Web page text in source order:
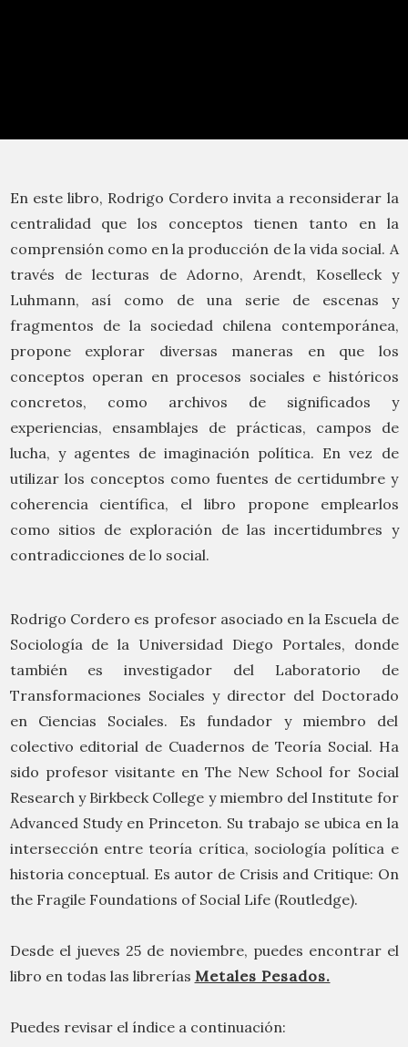
En este libro, Rodrigo Cordero invita a reconsiderar la
centralidad que los conceptos tienen tanto en la
comprensión como en la producción de la vida social. A
través de lecturas de Adorno, Arendt, Koselleck y
Luhmann, así como de una serie de escenas y
fragmentos de la sociedad chilena contemporánea,
propone explorar diversas maneras en que los
conceptos operan en procesos sociales e históricos
concretos, como archivos de significados y
experiencias, ensamblajes de prácticas, campos de
lucha, y agentes de imaginación política. En vez de
utilizar los conceptos como fuentes de certidumbre y
coherencia científica, el libro propone emplearlos
como sitios de exploración de las incertidumbres y
contradicciones de lo social.
Rodrigo Cordero es profesor asociado en la Escuela de
Sociología de la Universidad Diego Portales, donde
también es investigador del Laboratorio de
Transformaciones Sociales y director del Doctorado
en Ciencias Sociales. Es fundador y miembro del
colectivo editorial de Cuadernos de Teoría Social. Ha
sido profesor visitante en The New School for Social
Research y Birkbeck College y miembro del Institute for
Advanced Study en Princeton. Su trabajo se ubica en la
intersección entre teoría crítica, sociología política e
historia conceptual. Es autor de Crisis and Critique: On
the Fragile Foundations of Social Life (Routledge).
Desde el jueves 25 de noviembre, puedes encontrar el
libro en todas las librerías Metales Pesados.
Puedes revisar el índice a continuación: